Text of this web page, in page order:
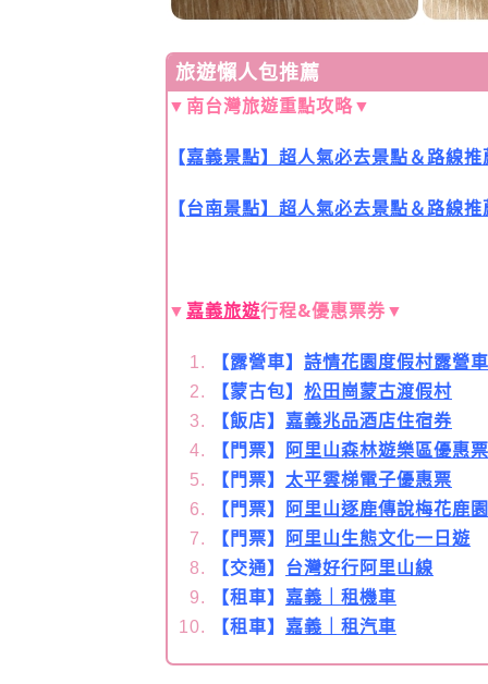
旅遊懶人包推薦
▼ 南台灣旅遊重點攻略▼
【嘉義景點】超人氣必去景點＆路線推
【台南景點】超人氣必去景點＆路線推
▼ 嘉義旅遊行程&優惠票券▼
【露營車】 詩情花園度假村露營車
【蒙古包】 松田崗蒙古渡假村
【飯店】 嘉義兆品酒店住宿券
【門票】
阿里山森林遊樂區優惠票
【門票】 太平雲梯電子優惠票
【門票】
阿里山逐鹿傳說梅花鹿園
【門票】
阿里山生態文化一日遊
【交通】 台灣好行阿里山線
【租車】 嘉義｜租機車
【租車】 嘉義｜租汽車